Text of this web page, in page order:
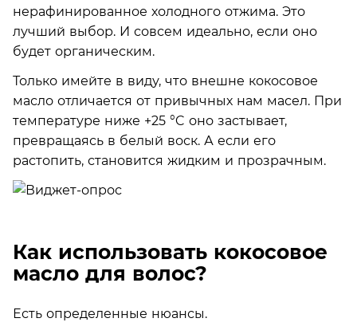
нерафинированное холодного отжима. Это
лучший выбор. И совсем идеально, если оно
будет органическим.
Только имейте в виду, что внешне кокосовое
масло отличается от привычных нам масел. При
температуре ниже +25 °C оно застывает,
превращаясь в белый воск. А если его
растопить, становится жидким и прозрачным.
Как использовать кокосовое
масло для волос?
Есть определенные нюансы.